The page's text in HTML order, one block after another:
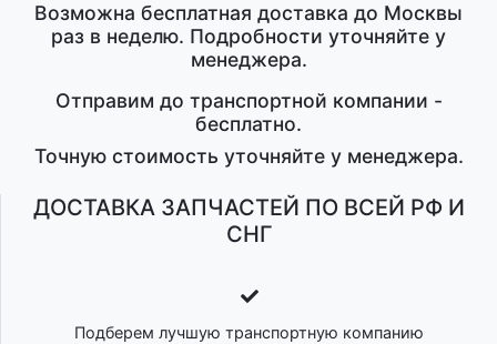
Возможна бесплатная доставка до Москвы
раз в неделю. Подробности уточняйте у
менеджера.
Отправим до транспортной компании -
бесплатно.
Точную стоимость уточняйте у менеджера.
ДОСТАВКА ЗАПЧАСТЕЙ ПО ВСЕЙ РФ И
СНГ
Подберем лучшую транспортную компанию